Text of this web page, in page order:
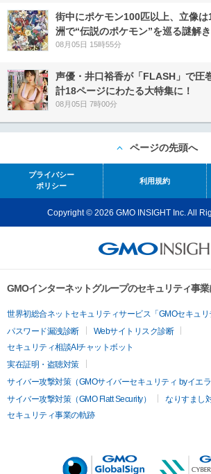
街中にポケモン100匹以上、立像
洲で“伝説のポケモン”を巡る謎解き
08月05日 15時55分
声優・井口裕香が「FLASH」で圧
計18ページにわたる大特集に！
08月05日 7時00分
ページの先頭へ
プライバシー
ポリシー
利用規約
Copyright © 2026 GMO INSIGHT Inc. All
GMOインターネットグループのセキュリティ事
世界初総合ネットセキュリティサービス「GMOセキュリ
パスワード漏洩診断
Webサイトリスク診断
セキュリティ相談AIチャットボット
実在証明・盗聴対策
サイバー攻撃対策（GMOサイバーセキュリティ byイエラ
サイバー攻撃対策（GMO Flatt Security）
なりすまし
セキュリティ事業の軌跡